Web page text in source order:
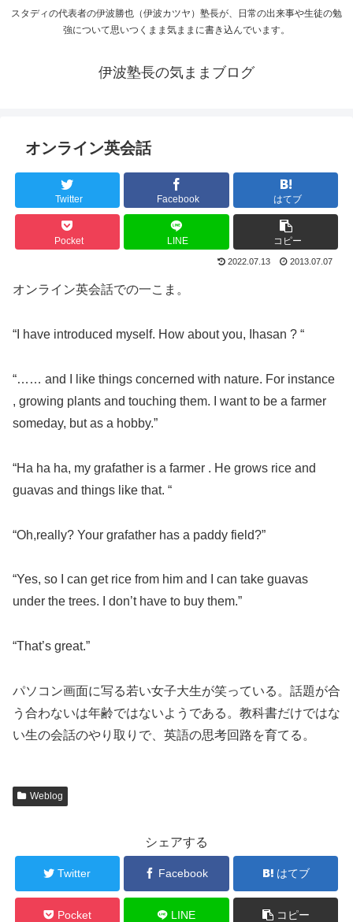
スタディの代表者の伊波勝也（伊波カツヤ）塾長が、日常の出来事や生徒の勉
強について思いつくまま気ままに書き込んでいます。
伊波塾長の気ままブログ
オンライン英会話
Twitter Facebook はてブ
Pocket LINE コピー
2022.07.13 2013.07.07
オンライン英会話での一こま。
“I have introduced myself. How about you, Ihasan ? “
“…… and I like things concerned with nature. For instance
, growing plants and touching them. I want to be a farmer
someday, but as a hobby.”
“Ha ha ha, my grafather is a farmer . He grows rice and
guavas and things like that. “
“Oh,really? Your grafather has a paddy field?”
“Yes, so I can get rice from him and I can take guavas
under the trees. I don’t have to buy them.”
“That’s great.”
パソコン画面に写る若い女子大生が笑っている。話題が合
う合わないは年齢ではないようである。教科書だけではな
い生の会話のやり取りで、英語の思考回路を育てる。
Weblog
シェアする
Twitter Facebook はてブ
Pocket LINE コピー